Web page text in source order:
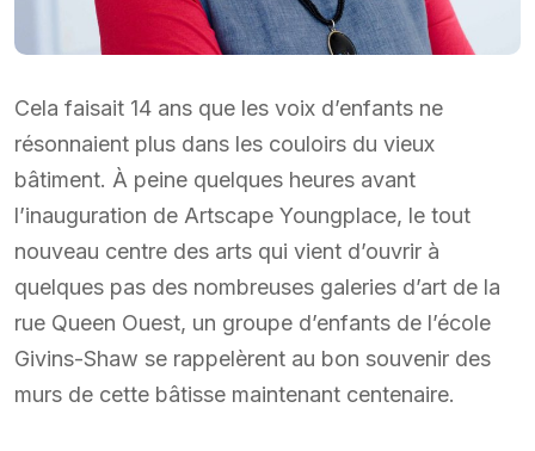
Cela faisait 14 ans que les voix d’enfants ne
résonnaient plus dans les couloirs du vieux
bâtiment. À peine quelques heures avant
l’inauguration de Artscape Youngplace, le tout
nouveau centre des arts qui vient d’ouvrir à
quelques pas des nombreuses galeries d’art de la
rue Queen Ouest, un groupe d’enfants de l’école
Givins-Shaw se rappelèrent au bon souvenir des
murs de cette bâtisse maintenant centenaire.